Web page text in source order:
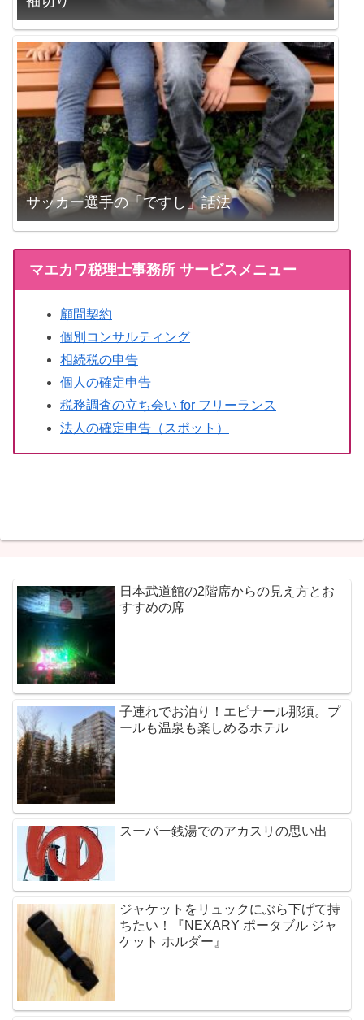
サッカー選手の「ですし」話法
マエカワ税理士事務所 サービスメニュー
顧問契約
個別コンサルティング
相続税の申告
個人の確定申告
税務調査の立ち会い for フリーランス
法人の確定申告（スポット）
日本武道館の2階席からの見え方とお
すすめの席
子連れでお泊り！エピナール那須。プ
ールも温泉も楽しめるホテル
スーパー銭湯でのアカスリの思い出
ジャケットをリュックにぶら下げて持
ちたい！『NEXARY ポータブル ジャ
ケット ホルダー』